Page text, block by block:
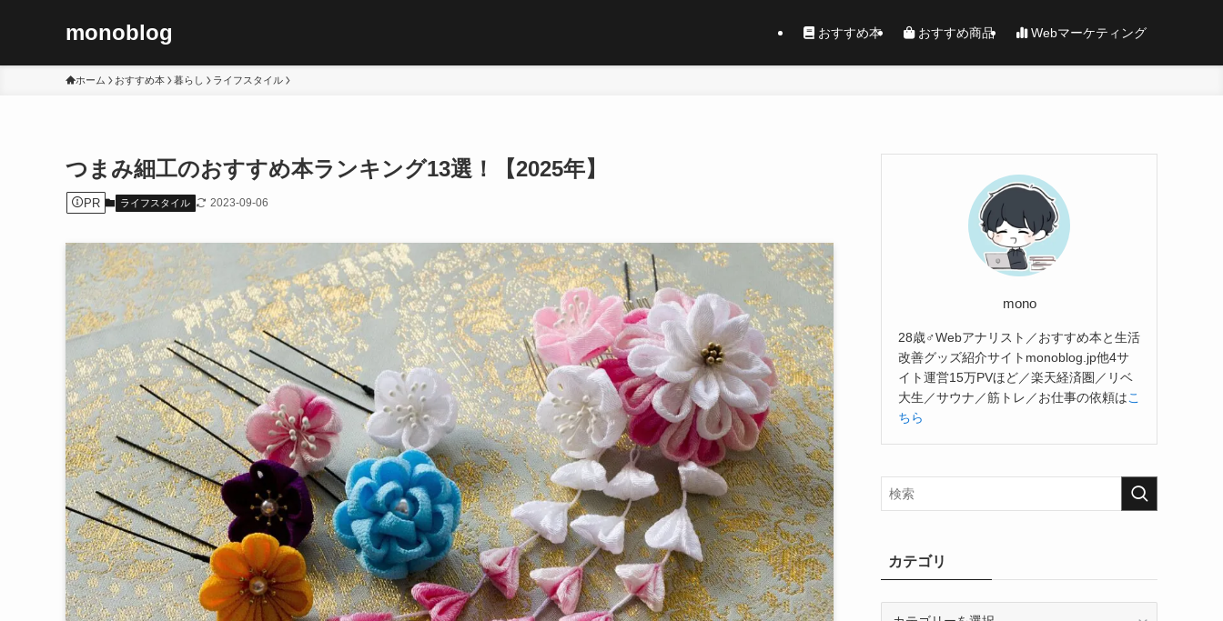
monoblog おすすめ本 おすすめ商品 Webマーケティング
ホーム おすすめ本 暮らし ライフスタイル
つまみ細工のおすすめ本ランキング13選！【2025年】
PR ライフスタイル 2023-09-06
mono
28歳♂Webアナリスト／おすすめ本と生活
改善グッズ紹介サイトmonoblog.jp他4サ
イト運営15万PVほど／楽天経済圏／リベ
大生／サウナ／筋トレ／お仕事の依頼はこ
ちら
カテゴリ